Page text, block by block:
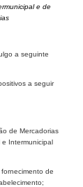
e de
a seguinte
a seguir
de Mercadorias
Intermunicipal
de